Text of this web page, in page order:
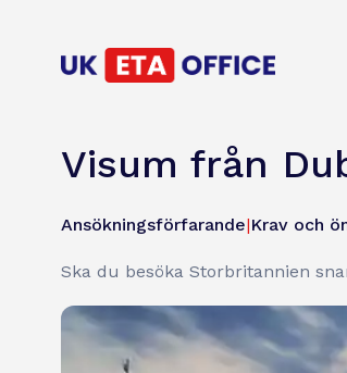
Visum från
Ansökningsförfarande|Krav och
Ska du besöka Storbritannien